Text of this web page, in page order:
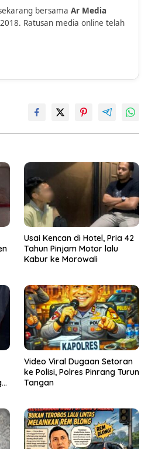
bersama Ar Media
Ratusan media online telah
Usai Kencan di Hotel, Pria 42
Tahun Pinjam Motor lalu
Kabur ke Morowali
Video Viral Dugaan Setoran
ke Polisi, Polres Pinrang Turun
Tangan